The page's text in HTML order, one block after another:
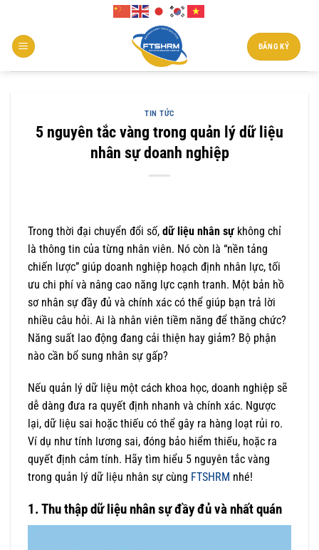
nội
dung
ĐĂNG KÝ
TIN TỨC
5 nguyên tắc vàng trong quản lý dữ liệu
nhân sự doanh nghiệp
Trong thời đại chuyển đổi số, dữ liệu nhân sự không chỉ
là thông tin của từng nhân viên. Nó còn là “nền tảng
chiến lược” giúp doanh nghiệp hoạch định nhân lực, tối
ưu chi phí và nâng cao năng lực cạnh tranh. Một bản hồ
sơ nhân sự đầy đủ và chính xác có thể giúp bạn trả lời
nhiều câu hỏi. Ai là nhân viên tiềm năng để thăng chức?
Năng suất lao động đang cải thiện hay giảm? Bộ phận
nào cần bổ sung nhân sự gấp?
Nếu quản lý dữ liệu một cách khoa học, doanh nghiệp sẽ
dễ dàng đưa ra quyết định nhanh và chính xác. Ngược
lại, dữ liệu sai hoặc thiếu có thể gây ra hàng loạt rủi ro.
Ví dụ như tính lương sai, đóng bảo hiểm thiếu, hoặc ra
quyết định cảm tính. Hãy tìm hiểu 5 nguyên tắc vàng
trong quản lý dữ liệu nhân sự cùng FTSHRM nhé!
1. Thu thập dữ liệu nhân sự đầy đủ và nhất quán